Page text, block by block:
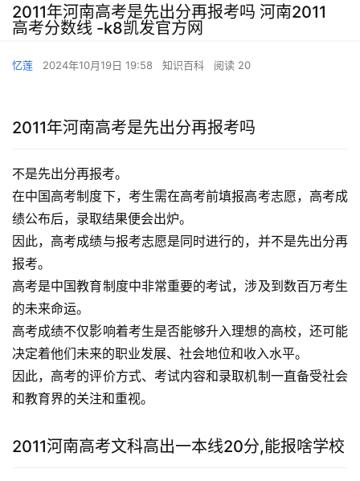
2011年河南高考是先出分再报考吗 河南2011
高考分数线 -k8凯发官方网
忆莲 2024年10月19日 19:58 知识百科 阅读 20
2011年河南高考是先出分再报考吗
不是先出分再报考。
在中国高考制度下，考生需在高考前填报高考志愿，高考成
绩公布后，录取结果便会出炉。
因此，高考成绩与报考志愿是同时进行的，并不是先出分再
报考。
高考是中国教育制度中非常重要的考试，涉及到数百万考生
的未来命运。
高考成绩不仅影响着考生是否能够升入理想的高校，还可能
决定着他们未来的职业发展、社会地位和收入水平。
因此，高考的评价方式、考试内容和录取机制一直备受社会
和教育界的关注和重视。
2011河南高考文科高出一本线20分,能报啥学校